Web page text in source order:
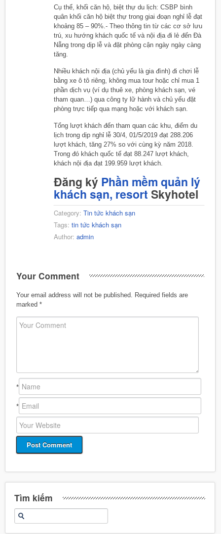
Cụ thể, khối căn hộ, biệt thự du lịch: CSBP bình
quân khối căn hộ biệt thự trong giai đoạn nghỉ lễ đạt
khoảng 85 – 90%.- Theo thông tin từ các cơ sở lưu
trú, xu hướng khách quốc tế và nội địa đi lẻ đến Đà
Nẵng trong dịp lễ và đặt phòng cận ngày ngày càng
tăng.
Nhiều khách nội địa (chủ yếu là gia đình) đi chơi lễ
bằng xe ô tô riêng, không mua tour hoặc chỉ mua 1
phần dịch vụ (ví dụ thuê xe, phòng khách sạn, vé
tham quan…) qua công ty lữ hành và chủ yếu đặt
phòng trực tiếp qua mạng hoặc với khách sạn.
Tổng lượt khách đến tham quan các khu, điểm du
lịch trong dịp nghỉ lễ 30/4, 01/5/2019 đạt 288.206
lượt khách, tăng 27% so với cùng kỳ năm 2018.
Trong đó khách quốc tế đạt 88.247 lượt khách,
khách nội địa đạt 199.959 lượt khách.
Đăng ký Phần mềm quản lý
khách sạn, resort Skyhotel
Category: Tin tức khách sạn
Tags: tin tức khách sạn
Author: admin
Your Comment
Your email address will not be published. Required fields are
marked *
*
*
Tìm kiếm